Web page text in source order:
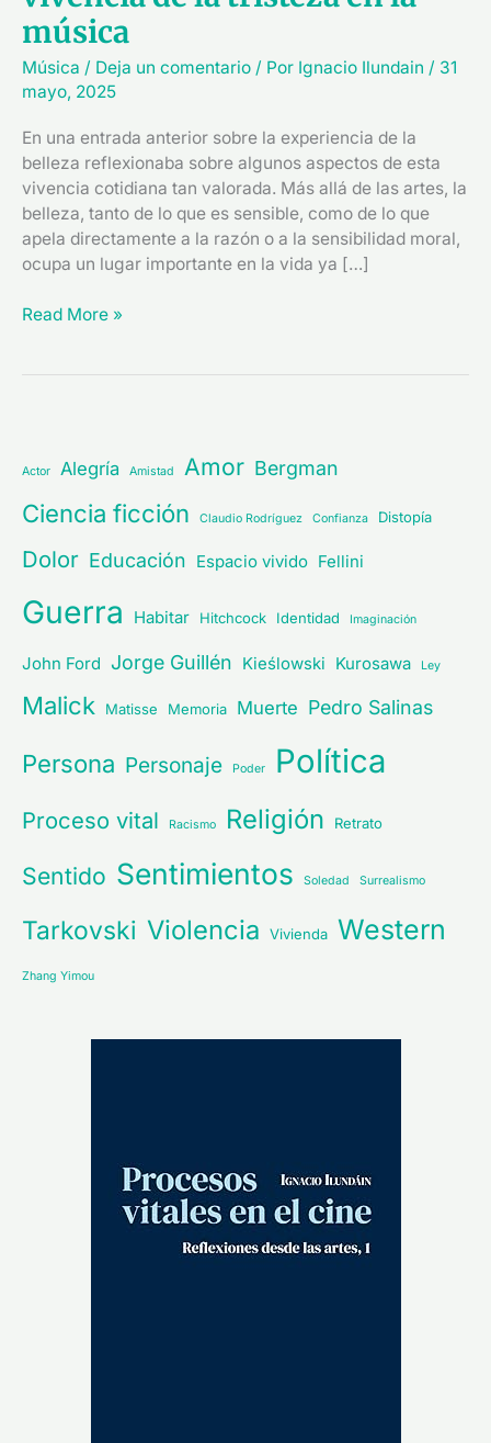
música
Música / Deja un comentario / Por Ignacio Ilundain / 31
mayo, 2025
En una entrada anterior sobre la experiencia de la
belleza reflexionaba sobre algunos aspectos de esta
vivencia cotidiana tan valorada. Más allá de las artes, la
belleza, tanto de lo que es sensible, como de lo que
apela directamente a la razón o a la sensibilidad moral,
ocupa un lugar importante en la vida ya […]
Read More »
Actor Alegría Amistad Amor Bergman
Ciencia ficción Claudio Rodríguez Confianza Distopía
Dolor Educación Espacio vivido Fellini
Guerra Habitar Hitchcock Identidad Imaginación
John Ford Jorge Guillén Kieślowski Kurosawa Ley
Malick Matisse Memoria Muerte Pedro Salinas
Persona Personaje Poder Política
Proceso vital Racismo Religión Retrato
Sentido Sentimientos Soledad Surrealismo
Tarkovski Violencia Vivienda Western
Zhang Yimou